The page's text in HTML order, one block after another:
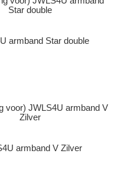
armband Star double
armband V Zilver